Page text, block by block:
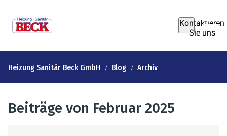
Kontaktieren
Sie uns
Heizung Sanitär Beck GmbH Blog Archiv
Beiträge von Februar 2025